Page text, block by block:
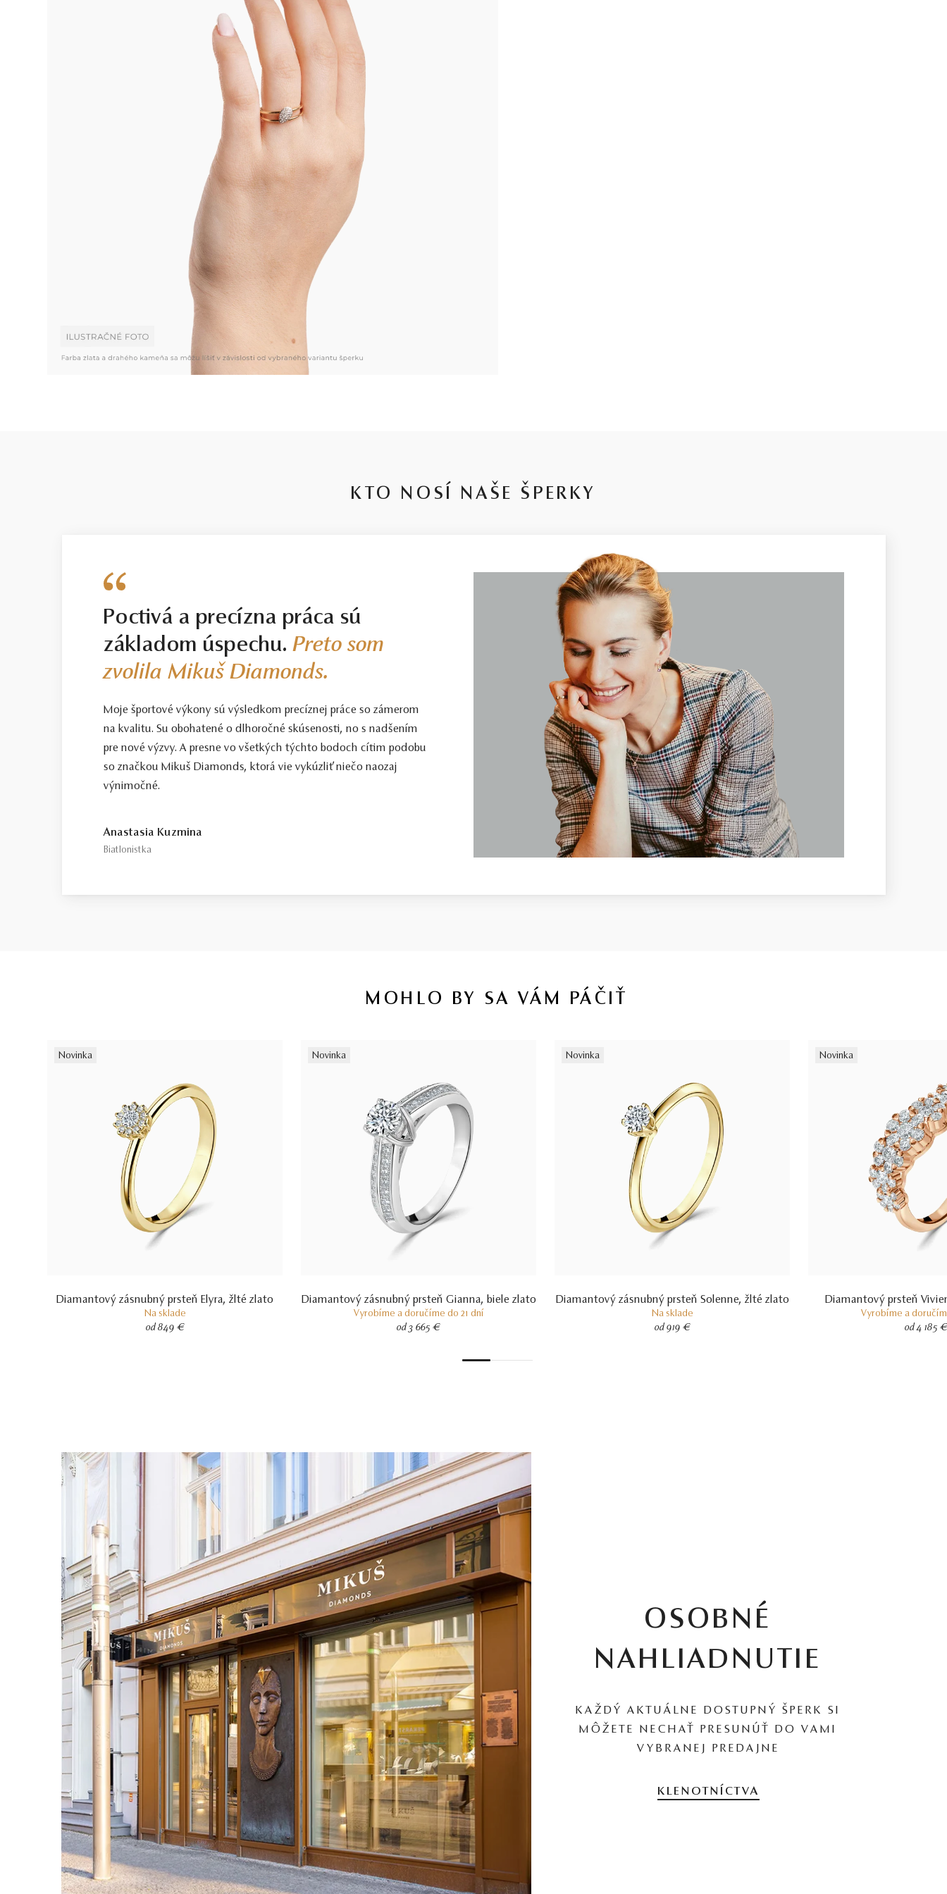
KTO NOSÍ NAŠE ŠPERKY
Poctivá a precízna práca sú
základom úspechu.Preto som
zvolila Mikuš Diamonds.
Moje športové výkony sú výsledkom precíznej práce so zámerom
na kvalitu. Su obohatené o dlhoročné skúsenosti, no s nadšením
pre nové výzvy. A presne vo všetkých týchto bodoch cítim podobu
so značkou Mikuš Diamonds, ktorá vie vykúzliť niečo naozaj
výnimočné.
Anastasia Kuzmina
Biatlonistka
MOHLO BY SA VÁM PÁČIŤ
Novinka
Diamantový zásnubný prsteň Elyra, žlté zlato
Na sklade
od 849 €
Novinka
Diamantový zásnubný prsteň Gianna, biele zlato
Vyrobíme a doručíme do 21 dní
od 3 665 €
Novinka
Diamantový zásnubný prsteň Solenne, žlté zlato
Na sklade
od 919 €
Novinka
Diamantový prsteň
Vyrobíme a
od 4 185 €
OSOBNÉ
NAHLIADNUTIE
KAŽDÝ AKTUÁLNE DOSTUPNÝ ŠPERK SI
MÔŽETE NECHAŤ PRESUNÚŤ DO VAMI
VYBRANEJ PREDAJNE
KLENOTNÍCTVA